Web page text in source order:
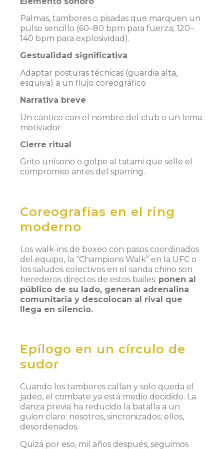
Palmas, tambores o pisadas que marquen un
pulso sencillo (60–80 bpm para fuerza; 120–
140 bpm para explosividad).
Gestualidad significativa
Adaptar posturas técnicas (guardia alta,
esquiva) a un flujo coreográfico
Narrativa breve
Un cántico con el nombre del club o un lema
motivador
Cierre ritual
Grito unísono o golpe al tatami que selle el
compromiso antes del sparring.
Coreografías en el ring
moderno
Los walk-ins de boxeo con pasos coordinados
del equipo, la “Champions Walk” en la UFC o
los saludos colectivos en el sanda chino son
herederos directos de estos bailes: ponen al
público de su lado, generan adrenalina
comunitaria y descolocan al rival que
llega en silencio.
Epílogo en un círculo de
sudor
Cuando los tambores callan y solo queda el
jadeo, el combate ya está medio decidido. La
danza previa ha reducido la batalla a un
guion claro: nosotros, sincronizados; ellos,
desordenados.
Quizá por eso, mil años después, seguimos